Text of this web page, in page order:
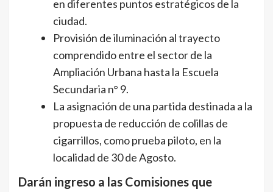
en diferentes puntos estratégicos de la
ciudad.
Provisión de iluminación al trayecto
comprendido entre el sector de la
Ampliación Urbana hasta la Escuela
Secundaria n° 9.
La asignación de una partida destinada a la
propuesta de reducción de colillas de
cigarrillos, como prueba piloto, en la
localidad de 30 de Agosto.
Darán ingreso a las Comisiones que